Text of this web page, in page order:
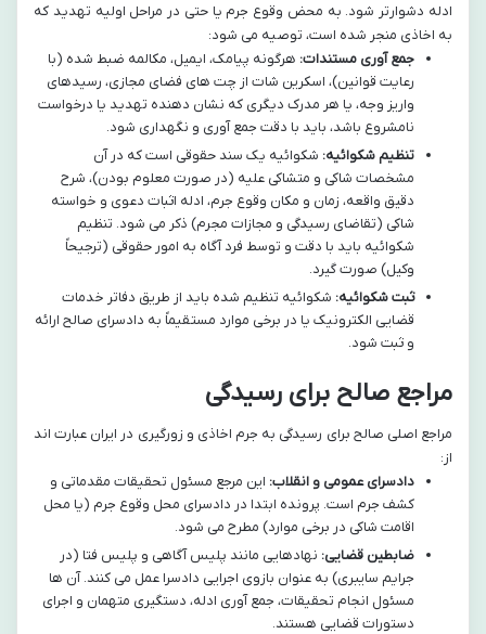
ادله دشوارتر شود. به محض وقوع جرم یا حتی در مراحل اولیه تهدید که
به اخاذی منجر شده است، توصیه می شود:
جمع آوری مستندات: هرگونه پیامک، ایمیل، مکالمه ضبط شده (با
رعایت قوانین)، اسکرین شات از چت های فضای مجازی، رسیدهای
واریز وجه، یا هر مدرک دیگری که نشان دهنده تهدید یا درخواست
نامشروع باشد، باید با دقت جمع آوری و نگهداری شود.
تنظیم شکوائیه: شکوائیه یک سند حقوقی است که در آن
مشخصات شاکی و متشاکی علیه (در صورت معلوم بودن)، شرح
دقیق واقعه، زمان و مکان وقوع جرم، ادله اثبات دعوی و خواسته
شاکی (تقاضای رسیدگی و مجازات مجرم) ذکر می شود. تنظیم
شکوائیه باید با دقت و توسط فرد آگاه به امور حقوقی (ترجیحاً
وکیل) صورت گیرد.
ثبت شکوائیه: شکوائیه تنظیم شده باید از طریق دفاتر خدمات
قضایی الکترونیک یا در برخی موارد مستقیماً به دادسرای صالح ارائه
و ثبت شود.
مراجع صالح برای رسیدگی
مراجع اصلی صالح برای رسیدگی به جرم اخاذی و زورگیری در ایران عبارت اند
از:
دادسرای عمومی و انقلاب: این مرجع مسئول تحقیقات مقدماتی و
کشف جرم است. پرونده ابتدا در دادسرای محل وقوع جرم (یا محل
اقامت شاکی در برخی موارد) مطرح می شود.
ضابطین قضایی: نهادهایی مانند پلیس آگاهی و پلیس فتا (در
جرایم سایبری) به عنوان بازوی اجرایی دادسرا عمل می کنند. آن ها
مسئول انجام تحقیقات، جمع آوری ادله، دستگیری متهمان و اجرای
دستورات قضایی هستند.